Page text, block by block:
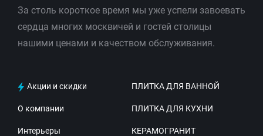
За столь короткое время мы уже успели завоевать
сердца многих москвичей и гостей столицы
нашими ценами и качеством обслуживания.
Акции и скидки
О компании
Интерьеры
ПЛИТКА ДЛЯ ВАННОЙ
ПЛИТКА ДЛЯ КУХНИ
КЕРАМОГРАНИТ